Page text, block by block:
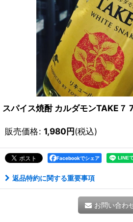
スパイス焼酎 カルダモンTAKE７
販売価格: 1,980円(税込)
Facebookでシェア
返品特約に関する重要事項
お問い合わ